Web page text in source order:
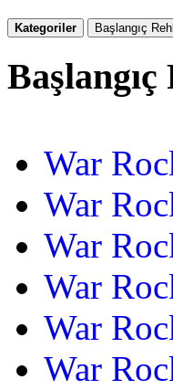
Kategoriler Başlangıç
War
War
War
War
War
War